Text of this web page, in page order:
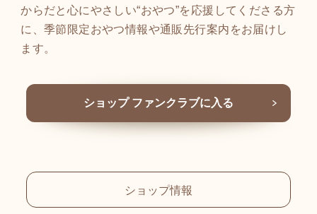
からだと心にやさしい“おやつ”を応援してくださる方
に、季節限定おやつ情報や通販先行案内をお届けし
ます。
ショップ ファンクラブに入る
ショップ情報